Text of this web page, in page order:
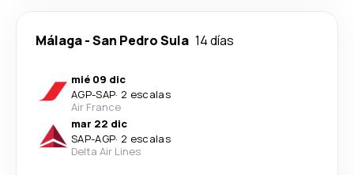
Málaga-San Pedro Sula 14 días
mié 09 dic
AGP-SAP· 2 escalas
Air France
mar 22 dic
SAP-AGP· 2 escalas
Delta Air Lines